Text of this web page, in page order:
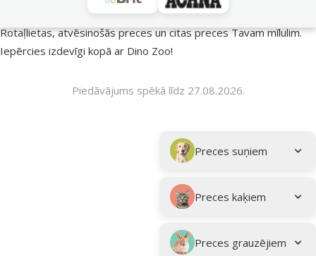
Vasara turpinās – atlaides katrai gaumei!
Rotaļlietas, atvēsinošās preces un citas preces Tavam mīlulim.
Iepērcies izdevīgi kopā ar Dino Zoo!
Piedāvājums spēkā līdz 27.08.2026.
Apakškategorija
Preces suņiem
Preces kaķiem
Preces grauzējiem